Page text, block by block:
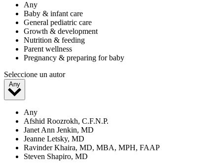
Any
Baby & infant care
General pediatric care
Growth & development
Nutrition & feeding
Parent wellness
Pregnancy & preparing for baby
Seleccione un autor
Any
Any
Afshid Roozrokh, C.F.N.P.
Janet Ann Jenkin, MD
Jeanne Letsky, MD
Ravinder Khaira, MD, MBA, MPH, FAAP
Steven Shapiro, MD